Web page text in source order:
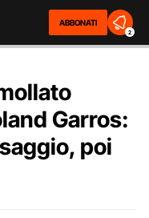
ABBONATI
2
Garros:
poi